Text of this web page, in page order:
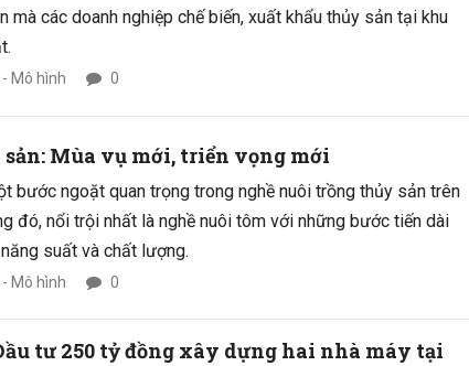
mà các doanh nghiệp chế biến, xuất khẩu thủy sản tại khu
Mô hình 0
Mùa vụ mới, triển vọng mới
bước ngoặt quan trọng trong nghề nuôi trồng thủy sản trên
đó, nổi trội nhất là nghề nuôi tôm với những bước tiến dài
suất và chất lượng.
Mô hình 0
tư 250 tỷ đồng xây dựng hai nhà máy tại